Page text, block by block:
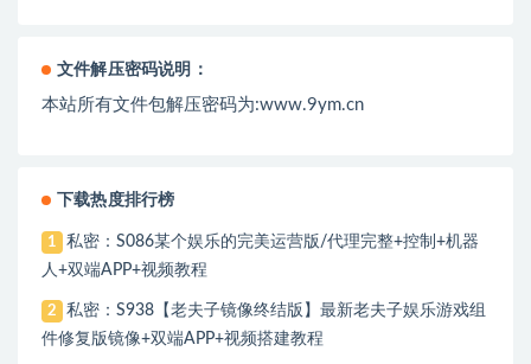
文件解压密码说明：
本站所有文件包解压密码为:www.9ym.cn
下载热度排行榜
1
私密：S086某个娱乐的完美运营版/代理完整+控制+机器
人+双端APP+视频教程
2
私密：S938【老夫子镜像终结版】最新老夫子娱乐游戏组
件修复版镜像+双端APP+视频搭建教程